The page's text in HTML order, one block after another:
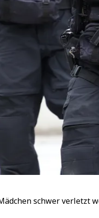
schwer verletzt